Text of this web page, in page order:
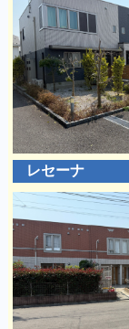
レセーナ